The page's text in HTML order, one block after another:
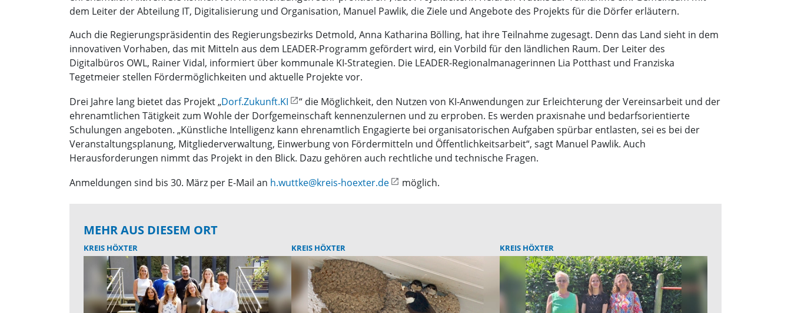
dem Leiter der Abteilung IT, Digitalisierung und Organisation, Manuel Pawlik, die Ziele und Angebote des Projekts für die Dörfer erläutern.
Auch die Regierungspräsidentin des Regierungsbezirks Detmold, Anna Katharina Bölling, hat ihre Teilnahme zugesagt. Denn das Land sieht in dem
innovativen Vorhaben, das mit Mitteln aus dem LEADER-Programm gefördert wird, ein Vorbild für den ländlichen Raum. Der Leiter des
Digitalbüros OWL, Rainer Vidal, informiert über kommunale KI-Strategien. Die LEADER-Regionalmanagerinnen Lia Potthast und Franziska
Tegetmeier stellen Fördermöglichkeiten und aktuelle Projekte vor.
Drei Jahre lang bietet das Projekt „Dorf.Zukunft.KI
“ die Möglichkeit, den Nutzen von KI-Anwendungen zur Erleichterung der Vereinsarbeit und der
ehrenamtlichen Tätigkeit zum Wohle der Dorfgemeinschaft kennenzulernen und zu erproben. Es werden praxisnahe und bedarfsorientierte
Schulungen angeboten. „Künstliche Intelligenz kann ehrenamtlich Engagierte bei organisatorischen Aufgaben spürbar entlasten, sei es bei der
Veranstaltungsplanung, Mitgliederverwaltung, Einwerbung von Fördermitteln und Öffentlichkeitsarbeit“, sagt Manuel Pawlik. Auch
Herausforderungen nimmt das Projekt in den Blick. Dazu gehören auch rechtliche und technische Fragen.
Anmeldungen sind bis 30. März per E-Mail an h.wuttke@kreis-hoexter.de möglich.
MEHR AUS DIESEM ORT
KREIS HÖXTER KREIS HÖXTER KREIS HÖXTER